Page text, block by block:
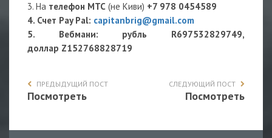
3. На телефон МТС (не Киви) +7 978 0454589
4. Счет Pay Pal: capitanbrig@gmail.com
5. Вебмани: рубль R697532829749,
доллар Z152768828719
ПРЕДЫДУЩИЙ ПОСТ
Посмотреть
СЛЕДУЮЩИЙ ПОСТ
Посмотреть